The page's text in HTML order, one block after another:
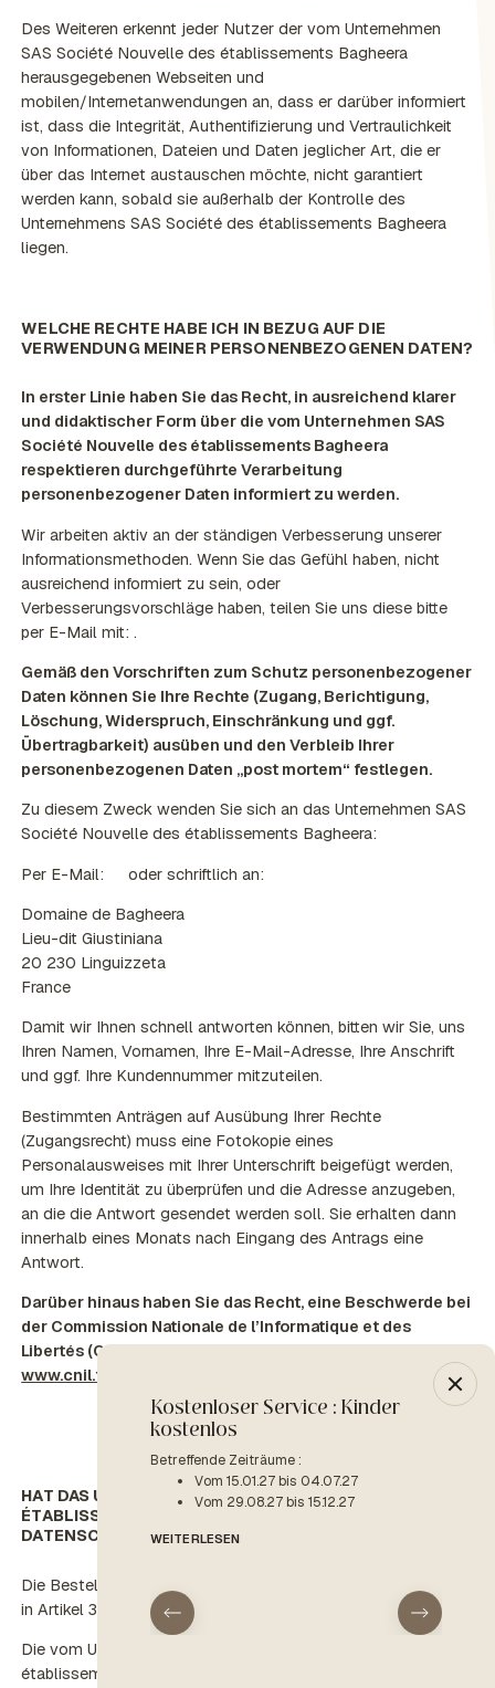
Anreise
Kostenloser Service : Kinder
kostenlos
Betreffende Zeiträume :
Vom 15.01.27 bis 04.07.27
Vom 29.08.27 bis 15.12.27
WEITERLESEN
-10%
Des Weiteren erkennt jeder Nutzer der vom Unternehmen
SAS Société Nouvelle des établissements Bagheera
herausgegebenen Webseiten und
mobilen/Internetanwendungen an, dass er darüber informiert
ist, dass die Integrität, Authentifizierung und Vertraulichkeit
von Informationen, Dateien und Daten jeglicher Art, die er
über das Internet austauschen möchte, nicht garantiert
werden kann, sobald sie außerhalb der Kontrolle des
Unternehmens SAS Société des établissements Bagheera
liegen.
WELCHE RECHTE HABE ICH IN BEZUG AUF DIE
VERWENDUNG MEINER PERSONENBEZOGENEN DATEN?
In erster Linie haben Sie das Recht, in ausreichend klarer
und didaktischer Form über die vom Unternehmen SAS
Société Nouvelle des établissements Bagheera
respektieren durchgeführte Verarbeitung
personenbezogener Daten informiert zu werden.
Wir arbeiten aktiv an der ständigen Verbesserung unserer
Informationsmethoden. Wenn Sie das Gefühl haben, nicht
ausreichend informiert zu sein, oder
Verbesserungsvorschläge haben, teilen Sie uns diese bitte
per E-Mail mit:.
Gemäß den Vorschriften zum Schutz personenbezogener
Daten können Sie Ihre Rechte (Zugang, Berichtigung,
Löschung, Widerspruch, Einschränkung und ggf.
Übertragbarkeit) ausüben und den Verbleib Ihrer
personenbezogenen Daten „post mortem“ festlegen.
Zu diesem Zweck wenden Sie sich an das Unternehmen SAS
Société Nouvelle des établissements Bagheera:
Per E-Mail: oder schriftlich an:
Domaine de Bagheera
Lieu-dit Giustiniana
20 230 Linguizzeta
France
Damit wir Ihnen schnell antworten können, bitten wir Sie, uns
Ihren Namen, Vornamen, Ihre E-Mail-Adresse, Ihre Anschrift
und ggf. Ihre Kundennummer mitzuteilen.
Bestimmten Anträgen auf Ausübung Ihrer Rechte
(Zugangsrecht) muss eine Fotokopie eines
Personalausweises mit Ihrer Unterschrift beigefügt werden,
um Ihre Identität zu überprüfen und die Adresse anzugeben,
an die die Antwort gesendet werden soll. Sie erhalten dann
innerhalb eines Monats nach Eingang des Antrags eine
Antwort.
Darüber hinaus haben Sie das Recht, eine Beschwerde bei
der Commission Nationale de l’Informatique et des
Libertés (CNIL), insbesondere auf deren Website
www.cnil.fr
HAT DAS UNTERNEHMEN SAS SOCIÉTÉ NOUVELLE DES
ÉTABLISSEMENTS BAGHEERA EINEN
DATENSCHUTZBEAUFTRAGEN ERNANNT?
Die Bestellung eines Datenschutzbeauftragten ist nur in den
in Artikel 37 der DSGVO genannten Fällen erforderlich.
Die vom Unternehmen SAS Société Nouvelle des
établissements Bagheera respektieren durchgeführten